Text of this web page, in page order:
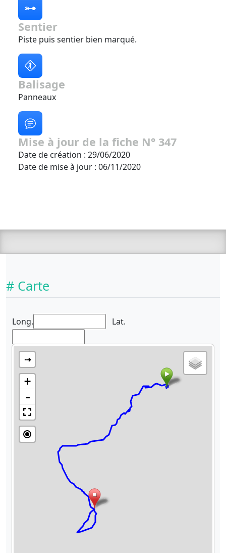
Sentier
Piste puis sentier bien marqué.
Balisage
Panneaux
Mise à jour de la fiche N° 347
Date de création : 29/06/2020
Date de mise à jour : 06/11/2020
# Carte
Long. Lat.
⇢
+
-